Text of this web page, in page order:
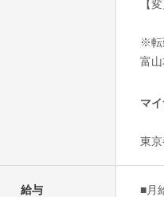
【
※転
富
マ
東
給与
■月